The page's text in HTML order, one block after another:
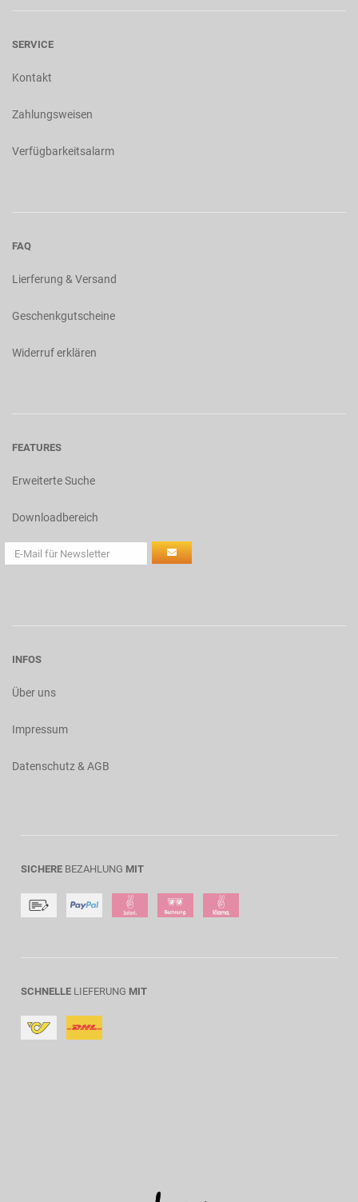
SERVICE
Kontakt
Zahlungsweisen
Verfügbarkeitsalarm
FAQ
Lierferung & Versand
Geschenkgutscheine
Widerruf erklären
FEATURES
Erweiterte Suche
Downloadbereich
INFOS
Über uns
Impressum
Datenschutz & AGB
SICHERE BEZAHLUNG MIT
SCHNELLE LIEFERUNG MIT